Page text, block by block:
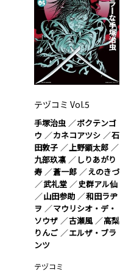
テヅコミ Vol.5
手塚治虫
ボクテンゴ
ウ
カネコアツシ
石
田敦子
上野顕太郎
九部玖凛
しりあがり
寿
蒼一郎
えのきづ
武礼堂
史群アル仙
山田参助
和田ラヂ
ヲ
マウリシオ・デ・
ソウザ
古瀬風
高梨
りんご
エルザ・ブラ
ンツ
テヅコミ